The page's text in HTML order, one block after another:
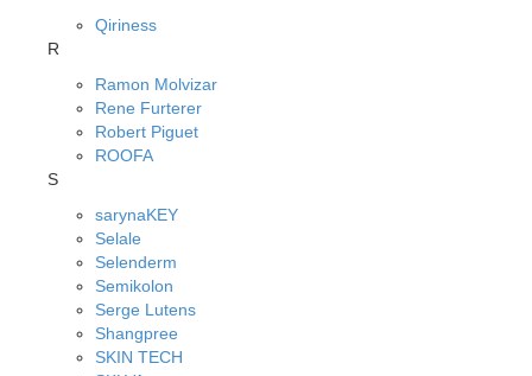
Qiriness
R
Ramon Molvizar
Rene Furterer
Robert Piguet
ROOFA
S
sarynaKEY
Selale
Selenderm
Semikolon
Serge Lutens
Shangpree
SKIN TECH